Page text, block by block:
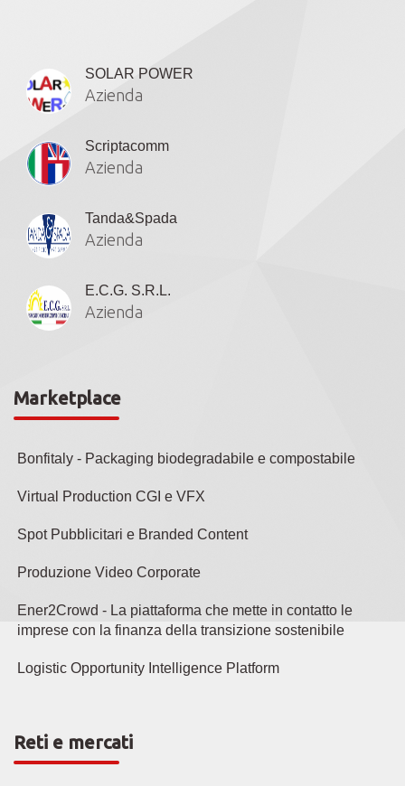
SOLAR POWER
Azienda
Scriptacomm
Azienda
Tanda&Spada
Azienda
E.C.G. S.R.L.
Azienda
Marketplace
Bonfitaly - Packaging biodegradabile e compostabile
Virtual Production CGI e VFX
Spot Pubblicitari e Branded Content
Produzione Video Corporate
Ener2Crowd - La piattaforma che mette in contatto le
imprese con la finanza della transizione sostenibile
Logistic Opportunity Intelligence Platform
Reti e mercati